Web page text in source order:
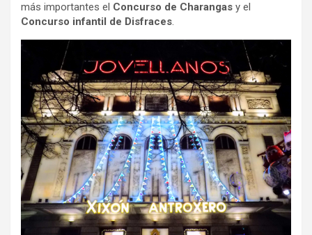
más importantes el Concurso de Charangas y el
Concurso infantil de Disfraces.